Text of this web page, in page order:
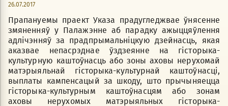
26.07.2017
Прапануемы праект Указа прадугледжвае ўнясенне
змяненняў у Палажэнне аб парадку ажыццяўлення
адлiчэнняў за прадпрымальнiцкую дзейнасць, якая
аказвае непасрэднае ўздзеянне на гiсторыка-
культурную каштоўнасць або зоны аховы нерухомай
матэрыяльнай гiсторыка-культурнай каштоўнасцi,
выплаты кампенсацый за шкоду, што прычыняецца
гiсторыка-культурным каштоўнасцям або зонам
аховы нерухомых матэрыяльных гiсторыка-